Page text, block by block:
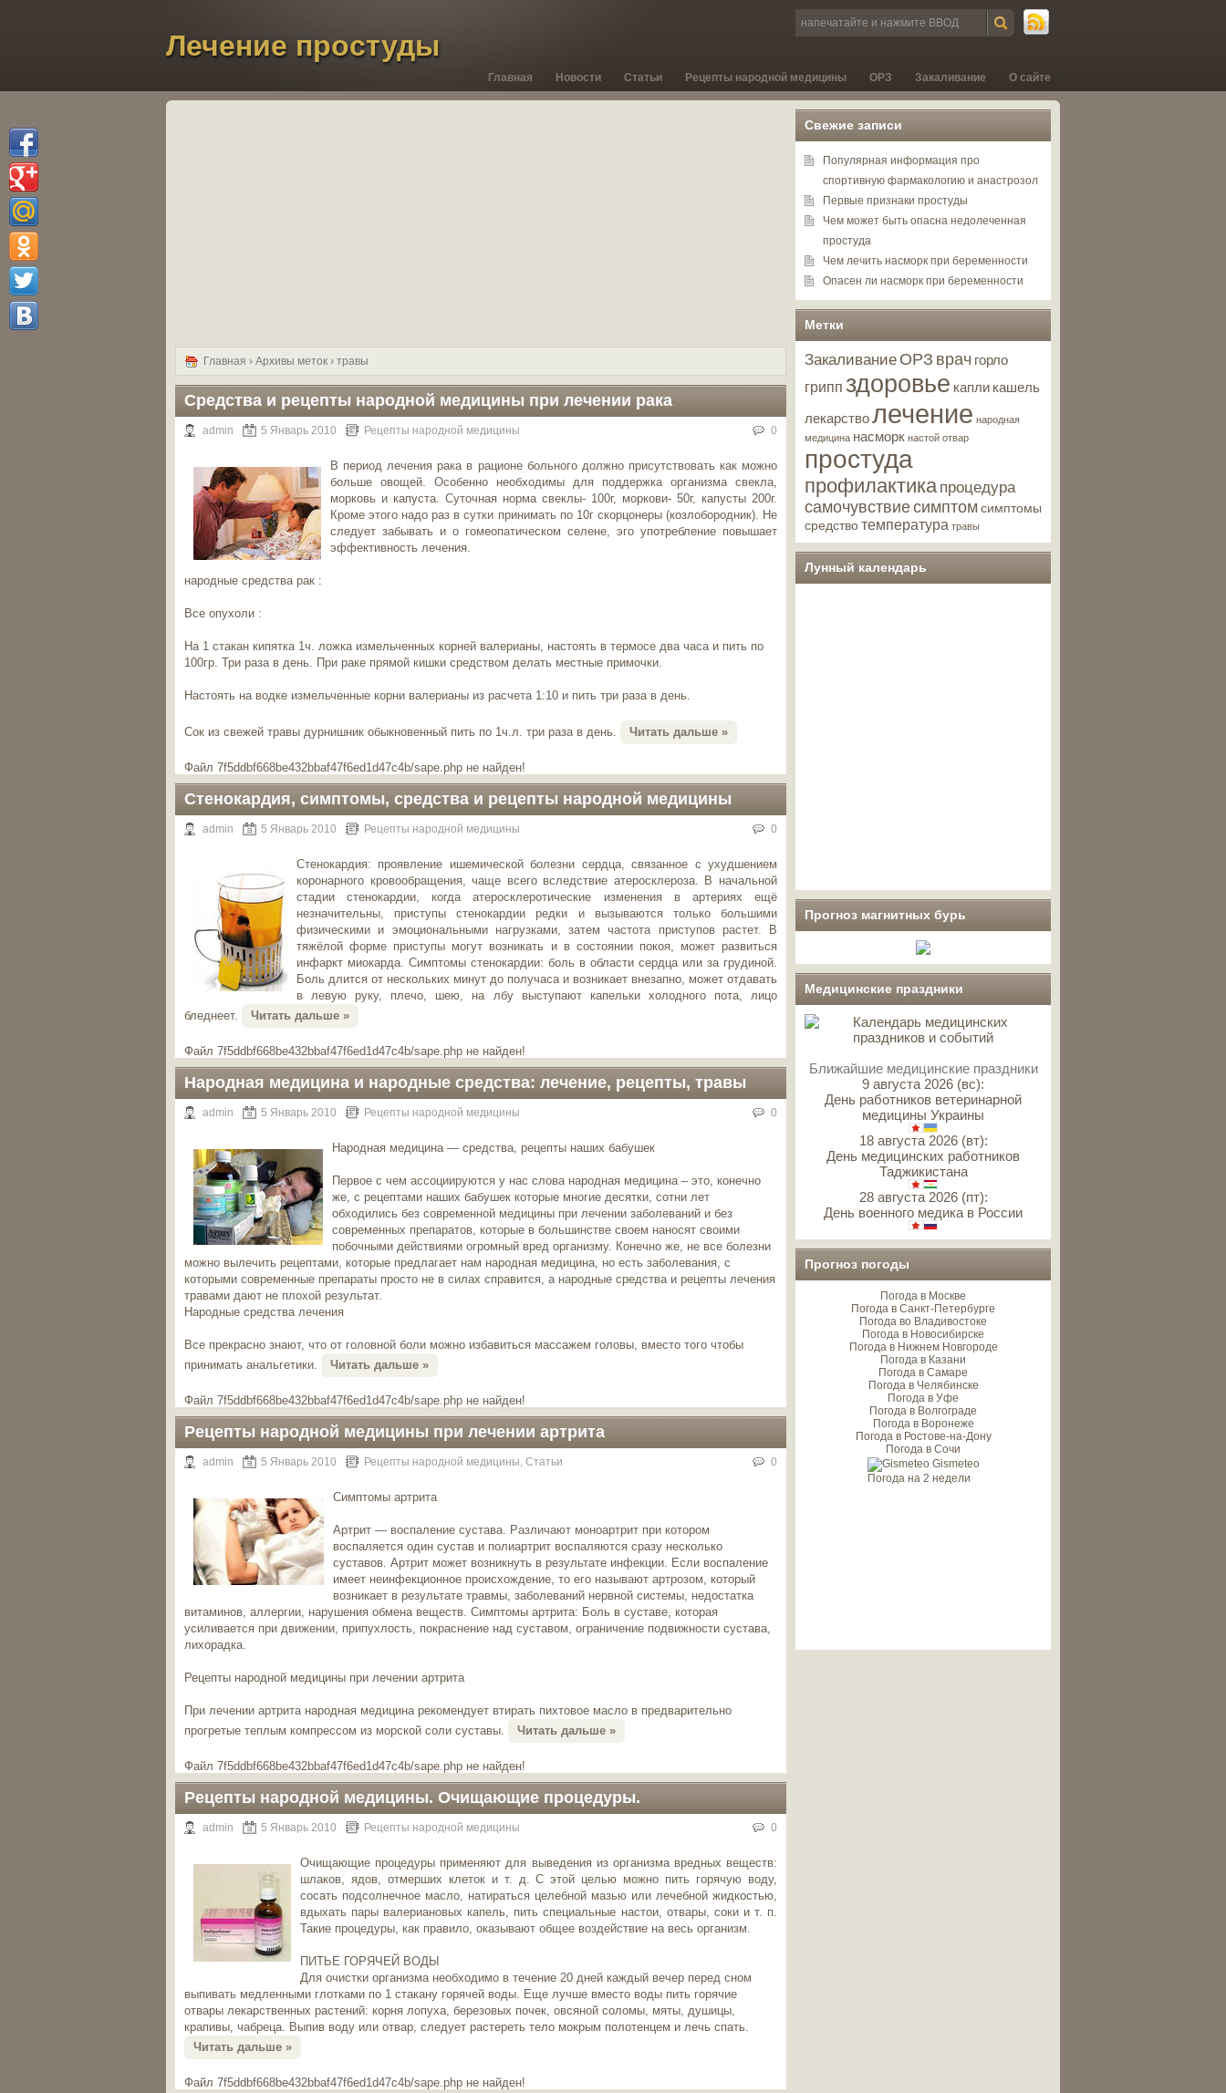
Лечение простуды
О сайте
Закаливание
ОРЗ
Рецепты народной медицины
Статьи
Новости
Главная
Главная › Архивы меток › травы
Средства и рецепты народной медицины при лечении рака
admin 5 Январь 2010 Рецепты народной медицины 0
В период лечения рака в рационе больного должно присутствовать как можно
больше овощей. Особенно необходимы для поддержка организма свекла,
морковь и капуста. Суточная норма свеклы- 100г, моркови- 50г, капусты 200г.
Кроме этого надо раз в сутки принимать по 10г скорцонеры (козлобородник). Не
следует забывать и о гомеопатическом селене, эго употребление повышает
эффективность лечения.
народные средства рак :
Все опухоли :
На 1 стакан кипятка 1ч. ложка измельченных корней валерианы, настоять в термосе два часа и пить по
100гр. Три раза в день. При раке прямой кишки средством делать местные примочки.
Настоять на водке измельченные корни валерианы из расчета 1:10 и пить три раза в день.
Сок из свежей травы дурнишник обыкновенный пить по 1ч.л. три раза в день. Читать дальше »
Файл 7f5ddbf668be432bbaf47f6ed1d47c4b/sape.php не найден!
Стенокардия, симптомы, средства и рецепты народной медицины
admin 5 Январь 2010 Рецепты народной медицины 0
Стенокардия: проявление ишемической болезни сердца, связанное с ухудшением
коронарного кровообращения, чаще всего вследствие атеросклероза. В начальной
стадии стенокардии, когда атеросклеротические изменения в артериях ещё
незначительны, приступы стенокардии редки и вызываются только большими
физическими и эмоциональными нагрузками, затем частота приступов растет. В
тяжёлой форме приступы могут возникать и в состоянии покоя, может развиться
инфаркт миокарда. Симптомы стенокардии: боль в области сердца или за грудиной.
Боль длится от нескольких минут до получаса и возникает внезапно, может отдавать
в левую руку, плечо, шею, на лбу выступают капельки холодного пота, лицо
бледнеет.
Читать дальше »
Файл 7f5ddbf668be432bbaf47f6ed1d47c4b/sape.php не найден!
Народная медицина и народные средства: лечение, рецепты, травы
admin 5 Январь 2010 Рецепты народной медицины 0
Народная медицина — средства, рецепты наших бабушек
Первое с чем ассоциируются у нас слова народная медицина – это, конечно
же, с рецептами наших бабушек которые многие десятки, сотни лет
обходились без современной медицины при лечении заболеваний и без
современных препаратов, которые в большинстве своем наносят своими
побочными действиями огромный вред организму. Конечно же, не все болезни
можно вылечить рецептами, которые предлагает нам народная медицина, но есть заболевания, с
которыми современные препараты просто не в силах справится, а народные средства и рецепты лечения
травами дают не плохой результат.
Народные средства лечения
Все прекрасно знают, что от головной боли можно избавиться массажем головы, вместо того чтобы
принимать анальгетики.
Читать дальше »
Файл 7f5ddbf668be432bbaf47f6ed1d47c4b/sape.php не найден!
Рецепты народной медицины при лечении артрита
admin 5 Январь 2010 Рецепты народной медицины, Статьи 0
Симптомы артрита
Артрит — воспаление сустава. Различают моноартрит при котором
воспаляется один сустав и полиартрит воспаляются сразу несколько
суставов. Артрит может возникнуть в результате инфекции. Если воспаление
имеет неинфекционное происхождение, то его называют артрозом, который
возникает в результате травмы, заболеваний нервной системы, недостатка
витаминов, аллергии, нарушения обмена веществ. Симптомы артрита: Боль в суставе, которая
усиливается при движении, припухлость, покраснение над суставом, ограничение подвижности сустава,
лихорадка.
Рецепты народной медицины при лечении артрита
При лечении артрита народная медицина рекомендует втирать пихтовое масло в предварительно
прогретые теплым компрессом из морской соли суставы.
Читать дальше »
Файл 7f5ddbf668be432bbaf47f6ed1d47c4b/sape.php не найден!
Рецепты народной медицины. Очищающие процедуры.
admin 5 Январь 2010 Рецепты народной медицины 0
Очищающие процедуры применяют для выведения из организма вредных веществ:
шлаков, ядов, отмерших клеток и т. д. С этой целью можно пить горячую воду,
сосать подсолнечное масло, натираться целебной мазью или лечебной жидкостью,
вдыхать пары валериановых капель, пить специальные настои, отвары, соки и т. п.
Такие процедуры, как правило, оказывают общее воздействие на весь организм.
ПИТЬЕ ГОРЯЧЕЙ ВОДЫ
Для очистки организма необходимо в течение 20 дней каждый вечер перед сном
выпивать медленными глотками по 1 стакану горячей воды. Еще лучше вместо воды пить горячие
отвары лекарственных растений: корня лопуха, березовых почек, овсяной соломы, мяты, душицы,
крапивы, чабреца. Выпив воду или отвар, следует растереть тело мокрым полотенцем и лечь спать.
Читать дальше »
Файл 7f5ddbf668be432bbaf47f6ed1d47c4b/sape.php не найден!
Свежие записи
Популярная информация про
спортивную фармакологию и анастрозол
Первые признаки простуды
Чем может быть опасна недолеченная
простуда
Чем лечить насморк при беременности
Опасен ли насморк при беременности
Метки
Закаливание ОРЗ врач горло
грипп здоровье капли кашель
лекарстволечение народная
медицина насморк настой отвар
простуда
профилактика процедура
самочувствиесимптомсимптомы
средствотемпература травы
Лунный календарь
Прогноз магнитных бурь
Медицинские праздники
Ближайшие медицинские праздники
9 августа 2026 (вс):
День работников ветеринарной
медицины Украины
18 августа 2026 (вт):
День медицинских работников
Таджикистана
28 августа 2026 (пт):
День военного медика в России
Прогноз погоды
Погода в Москве
Погода в Санкт-Петербурге
Погода во Владивостоке
Погода в Новосибирске
Погода в Нижнем Новгороде
Погода в Казани
Погода в Самаре
Погода в Челябинске
Погода в Уфе
Погода в Волгограде
Погода в Воронеже
Погода в Ростове-на-Дону
Погода в Сочи
Gismeteo
Погода на 2 недели